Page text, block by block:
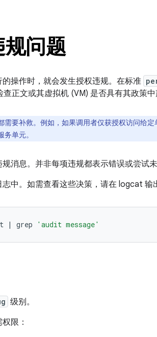
问题
操作时，就会发生授权违规。在标准
正文或其虚拟机 (VM) 是否具有其政策中
需要补救。例如，如果调用者仅获授权访问给
单元。
消息。并非每项违规都表示错误或尝试未
中。如需查看这些决策，请在 logcat 输
| grep 'audit message'
级别。
限：